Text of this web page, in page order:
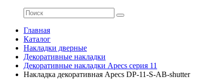
Главная
Каталог
Накладки дверные
Декоративные накладки
Декоративные накладки Apecs серия 11
Накладка декоративная Apecs DP-11-S-AB-shutter